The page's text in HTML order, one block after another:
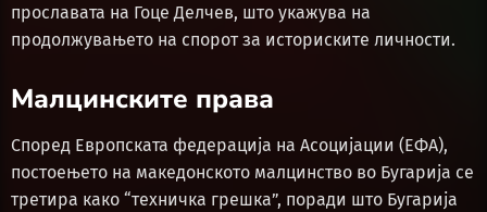
прославата на Гоце Делчев, што укажува на
продолжувањето на спорот за историските личности.
Малцинските права
Според Европската федерација на Асоцијации (ЕФА),
постоењето на македонското малцинство во Бугарија се
третира како “техничка грешка”, поради што Бугарија